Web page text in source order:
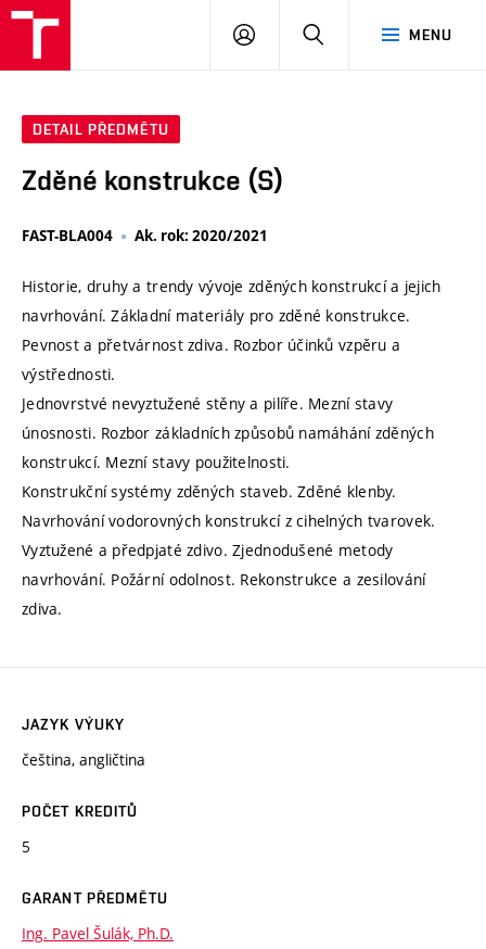
MENU
PŘIHLÁSIT
DETAIL PŘEDMĚTU
Zděné konstrukce (S)
FAST-BLA004 Ak. rok: 2020/2021
Historie, druhy a trendy vývoje zděných konstrukcí a jejich
navrhování. Základní materiály pro zděné konstrukce.
Pevnost a přetvárnost zdiva. Rozbor účinků vzpěru a
výstřednosti.
Jednovrstvé nevyztužené stěny a pilíře. Mezní stavy
únosnosti. Rozbor základních způsobů namáhání zděných
konstrukcí. Mezní stavy použitelnosti.
Konstrukční systémy zděných staveb. Zděné klenby.
Navrhování vodorovných konstrukcí z cihelných tvarovek.
Vyztužené a předpjaté zdivo. Zjednodušené metody
navrhování. Požární odolnost. Rekonstrukce a zesilování
zdiva.
JAZYK VÝUKY
čeština, angličtina
POČET KREDITŮ
5
GARANT PŘEDMĚTU
Ing. Pavel Šulák, Ph.D.